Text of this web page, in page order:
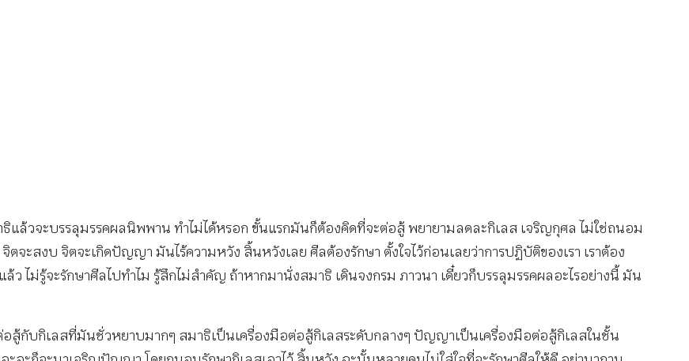
ธิแล้วจะบรรลุมรรคผลนิพพาน ทำไม่ได้หรอก ขั้นแรกมันก็ต้องคิดที่จะต่อสู้ พยายามลดละกิเลส เจริญกุศล ไม่ใช่ถนอม
จิตจะสงบ จิตจะเกิดปัญญา มันไร้ความหวัง สิ้นหวังเลย ศีลต้องรักษา ตั้งใจไว้ก่อนเลยว่าการปฏิบัติของเรา เราต้อง
ว ไม่รู้จะรักษาศีลไปทำไม รู้สึกไม่สำคัญ ถ้าหากมานั่งสมาธิ เดินจงกรม ภาวนา เดี๋ยวก็บรรลุมรรคผลอะไรอย่างนี้ มัน
อสู้กับกิเลสที่มันชั่วหยาบมากๆ สมาธิเป็นเครื่องมือต่อสู้กิเลสระดับกลางๆ ปัญญาเป็นเครื่องมือต่อสู้กิเลสในชั้น